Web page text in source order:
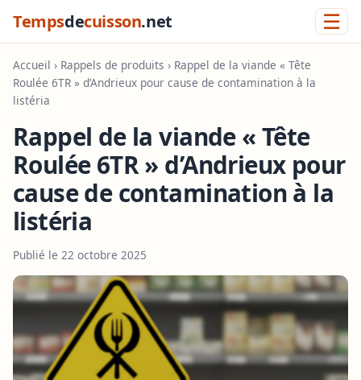
Tempsdecuisson.net ☰
Accueil › Rappels de produits › Rappel de la viande « Tête
Roulée 6TR » d’Andrieux pour cause de contamination à la
listéria
Rappel de la viande « Tête
Roulée 6TR » d’Andrieux pour
cause de contamination à la
listéria
Publié le 22 octobre 2025